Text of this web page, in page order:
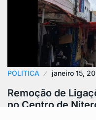
POLITICA janeiro 15,
Remoção de
no Centro de